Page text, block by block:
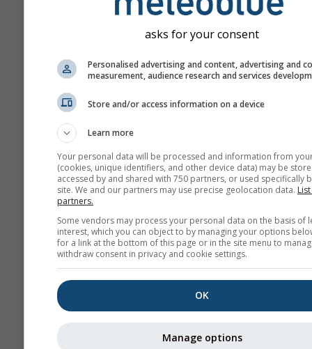
asks for your consent
Personalised advertising and content, advertising and
measurement, audience research and services
Store and/or access information on a device
Learn more
Your personal data will be processed and information from
(cookies, unique identifiers, and other device data) may be
accessed by and shared with 750 partners, or used specifically
site. We and our partners may use precise geolocation data.
partners.
Some vendors may process your personal data on the basis of
interest, which you can object to by managing your options
for a link at the bottom of this page or in the site menu to
withdraw consent in privacy and cookie settings.
OK
Manage options